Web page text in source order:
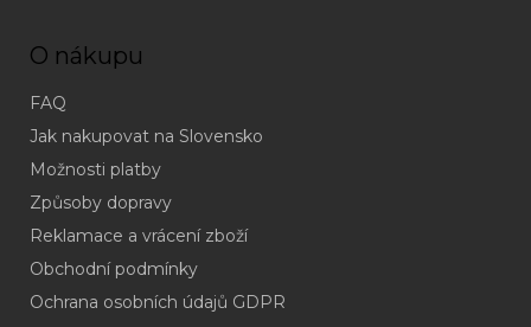
O nákupu
FAQ
Jak nakupovat na Slovensko
Možnosti platby
Způsoby dopravy
Reklamace a vrácení zboží
Obchodní podmínky
Ochrana osobních údajů GDPR
(odpověď
do